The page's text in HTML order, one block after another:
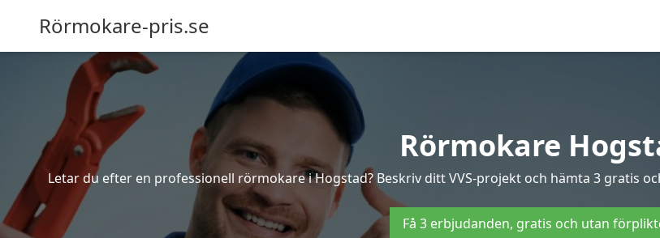
Rörmokare-pris.se
Rörmokare
Letar du efter en professionell rörmokare i Hogstad? Beskriv ditt VVS-projekt och hämta 3 gratis
Få 3 erbjudanden, gratis och utan